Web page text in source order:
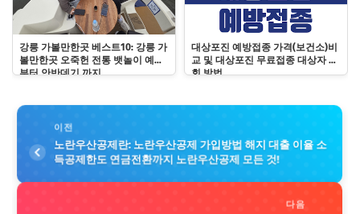
강릉 가볼만한곳 베스트10: 강릉 가
볼만한곳 오죽헌 전통 뱃놀이 예약
부터 안반데기 까지
대상포진 예방접종 가격(보건소)비
교 및 대상포진 무료접종 대상자 조
회 방법
이전
노란우산공제란: 노란우산공제 가입방법 해지 대출 이율 소
득공제한도 연금전환까지 노란우산공제 모든 것!
다음